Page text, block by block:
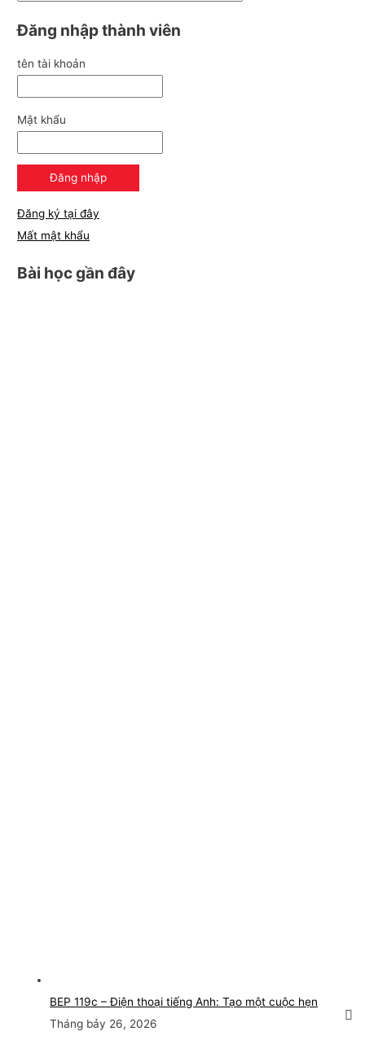
Đăng nhập thành viên
tên tài khoản
Mật khẩu
Đăng ký tại đây
Mất mật khẩu
Bài học gần đây
BEP 119c – Điện thoại tiếng Anh: Tạo một cuộc hẹn
Tháng bảy 26, 2026